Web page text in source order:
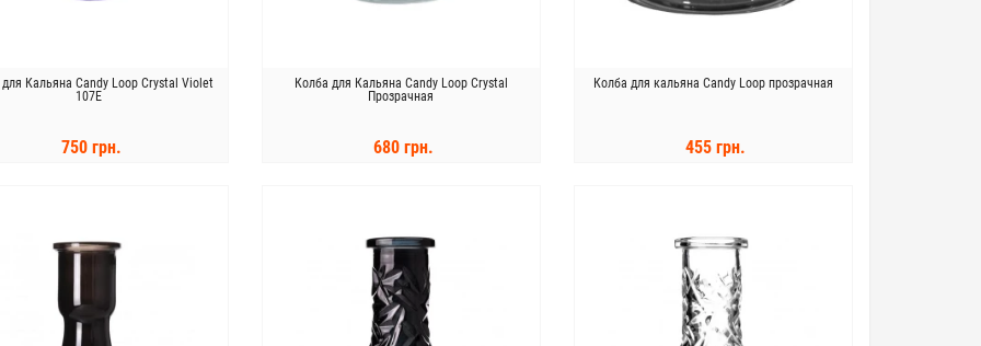
Кальяна Candy Loop Crystal Violet
107E
750 грн.
Колба для Кальяна Candy Loop Crystal
Прозрачная
680 грн.
Колба для кальяна Candy Loop прозрачная
455 грн.